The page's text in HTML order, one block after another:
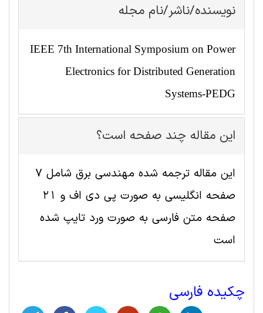
نویسنده/ناشر/نام مجله
IEEE 7th International Symposium on Power
Electronics for Distributed Generation
Systems-PEDG
این مقاله چند صفحه است؟
این مقاله ترجمه شده مهندسی برق شامل 7
صفحه انگلیسی به صورت پی دی اف و 21
صفحه متن فارسی به صورت ورد تایپ شده
است
چکیده فارسی